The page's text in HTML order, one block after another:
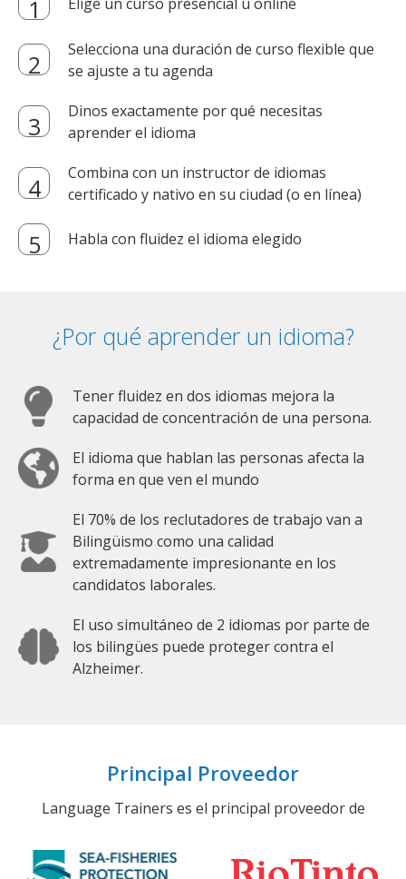
Selecciona una duración de curso flexible que
se ajuste a tu agenda
Dinos exactamente por qué necesitas
aprender el idioma
Combina con un instructor de idiomas
certificado y nativo en su ciudad (o en línea)
Habla con fluidez el idioma elegido
¿Por qué aprender un idioma?
Tener fluidez en dos idiomas mejora la
capacidad de concentración de una persona.
El idioma que hablan las personas afecta la
forma en que ven el mundo
El 70% de los reclutadores de trabajo van a
Bilingüismo como una calidad
extremadamente impresionante en los
candidatos laborales.
El uso simultáneo de 2 idiomas por parte de
los bilingües puede proteger contra el
Alzheimer.
Principal Proveedor
Language Trainers es el principal proveedor de